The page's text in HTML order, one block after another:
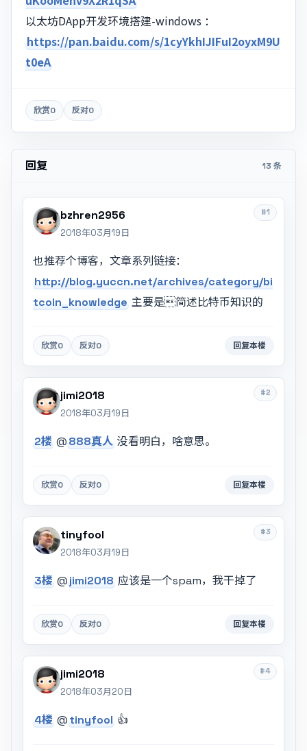
以太坊DApp开发环境搭建-windows ：
https://pan.baidu.com/s/1cyYkhIJIFuI2oyxM9U
t0eA
欣赏0 反对0
回复 13 条
#1
bzhren2956
2018年03月19日
也推荐个博客，文章系列链接：
http://blog.yuccn.net/archives/category/bi
tcoin_knowledge 主要是简述比特币知识的
欣赏0 反对0 回复本楼
#2
jimi2018
2018年03月19日
2楼 @888真人 没看明白，啥意思。
欣赏0 反对0 回复本楼
#3
tinyfool
2018年03月19日
3楼 @jimi2018 应该是一个spam，我干掉了
欣赏0 反对0 回复本楼
#4
jimi2018
2018年03月20日
4楼 @tinyfool 👍